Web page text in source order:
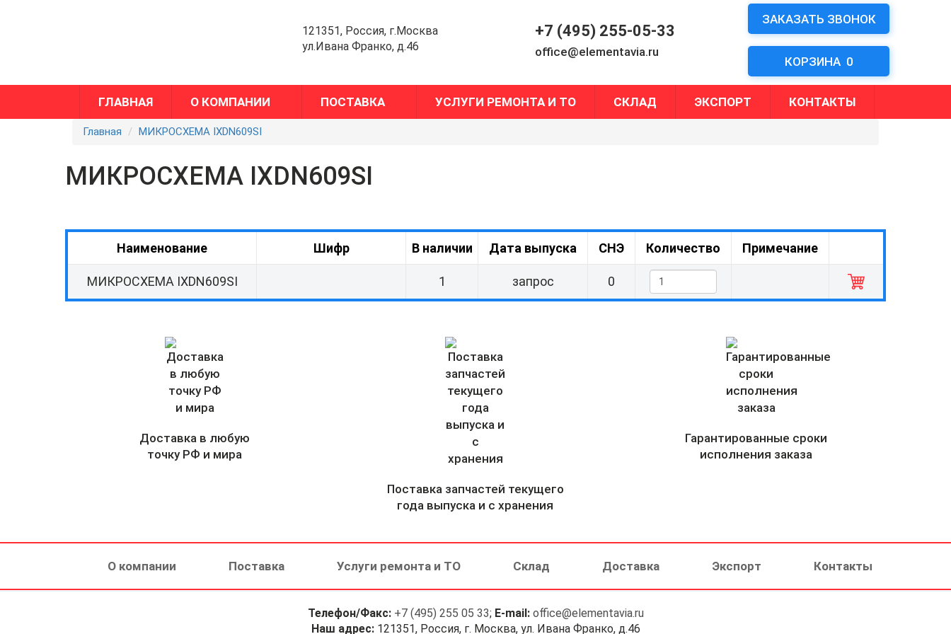
121351, Россия, г.Москва
ул.Ивана Франко, д.46
+7 (495) 255-05-33
office@elementavia.ru
ЗАКАЗАТЬ ЗВОНОК
КОРЗИНА 0
ГЛАВНАЯ О КОМПАНИИ ПОСТАВКА УСЛУГИ РЕМОНТА И ТО СКЛАД ЭКСПОРТ КОНТАКТЫ
Главная МИКРОСХЕМА IXDN609SI
МИКРОСХЕМА IXDN609SI
Наименование Шифр В наличии Дата выпуска СНЭ Количество Примечание
МИКРОСХЕМА IXDN609SI 1 запрос 0
Доставка в любую
точку РФ и мира
Поставка запчастей текущего
года выпуска и с хранения
Гарантированные сроки
исполнения заказа
О компании Поставка Услуги ремонта и ТО Склад Доставка Экспорт Контакты
Телефон/Факс: +7 (495) 255 05 33; E-mail: office@elementavia.ru
Наш адрес:121351, Россия, г. Москва, ул. Ивана Франко, д.46